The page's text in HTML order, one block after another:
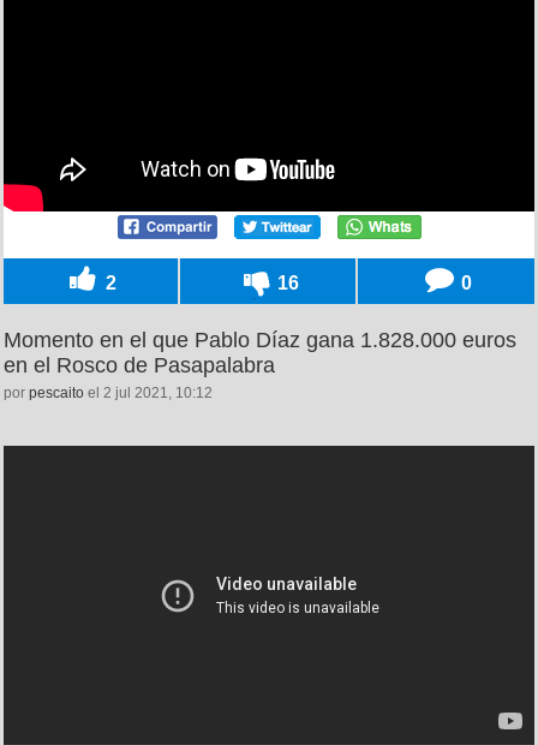
2 16 0
Momento en el que Pablo Díaz gana 1.828.000 euros
en el Rosco de Pasapalabra
por pescaito el 2 jul 2021, 10:12